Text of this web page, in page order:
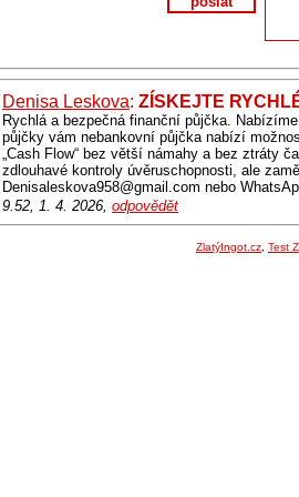
Denisa Leskova: ZÍSKEJTE
Rychlá a bezpečná finanční půjčka.
půjčky vám nebankovní půjčka nabízí
„Cash Flow“ bez větší námahy a bez ztráty
zdlouhavé kontroly úvěruschopnosti, ale
Denisaleskova958@gmail.com nebo
9.52, 1. 4. 2026, odpovědět
ZlatýIngot.cz Test